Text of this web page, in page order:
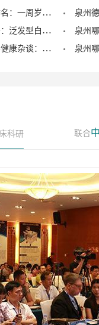
泉州鲤城好白癜风专科医院-前三排名：一周岁宝宝有白癜风症状？
泉州医院哪家治白癜风好-排名公开：泛发型白癜风怎么治疗才正确？
泉州南安哪儿医治白癜风好的医院-健康杂谈：治疗儿童脚部白癜风要注重什么？
科研 联合